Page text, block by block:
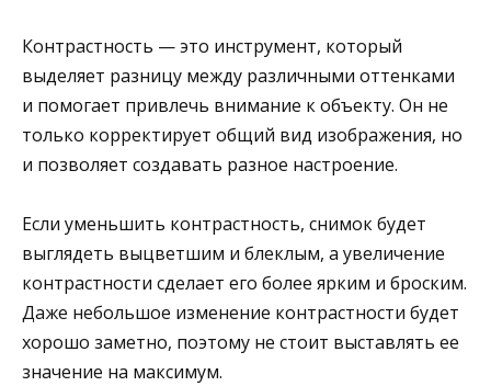
Контрастность — это инструмент, который
выделяет разницу между различными оттенками
и помогает привлечь внимание к объекту. Он не
только корректирует общий вид изображения, но
и позволяет создавать разное настроение.
Если уменьшить контрастность, снимок будет
выглядеть выцветшим и блеклым, а увеличение
контрастности сделает его более ярким и броским.
Даже небольшое изменение контрастности будет
хорошо заметно, поэтому не стоит выставлять ее
значение на максимум.